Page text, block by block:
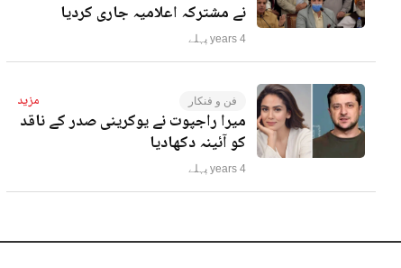
نے مشترکہ اعلامیہ جاری کردیا
4 years پہلے
فن و فنکار مزید
میرا راجپوت نے یوکرینی صدر کے ناقد
کو آئینہ دکھادیا
4 years پہلے